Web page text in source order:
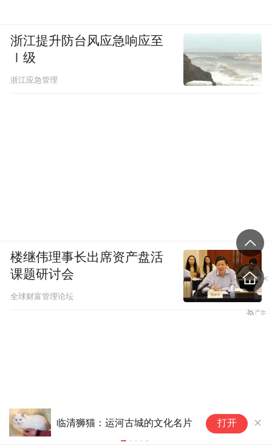
临清狮猫：运河古城的文化名片 打开
浙江提升防台风应急响应至
Ⅰ级
浙江应急管理
楼继伟理事长出席资产盘活
课题研讨会
全球财富管理论坛